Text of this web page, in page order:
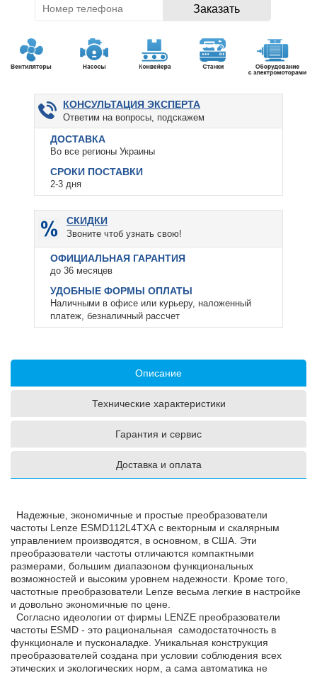
КОНСУЛЬТАЦИЯ ЭКСПЕРТА
Ответим на вопросы, подскажем
ДОСТАВКА
Во все регионы Украины
СРОКИ ПОСТАВКИ
2-3 дня
СКИДКИ
Звоните чтоб узнать свою!
ОФИЦИАЛЬНАЯ ГАРАНТИЯ
до 36 месяцев
УДОБНЫЕ ФОРМЫ ОПЛАТЫ
Наличными в офисе или курьеру, наложенный
платеж, безналичный рассчет
Описание
Технические характеристики
Гарантия и сервис
Доставка и оплата
Надежные, экономичные и простые преобразователи
частоты Lenze ESMD112L4TXA с векторным и скалярным
управлением производятся, в основном, в США. Эти
преобразователи частоты отличаются компактными
размерами, большим диапазоном функциональных
возможностей и высоким уровнем надежности. Кроме того,
частотные преобразователи Lenze весьма легкие в настройке
и довольно экономичные по цене.
Согласно идеологии от фирмы LENZE преобразователи
частоты ESMD - это рациональная самодостаточность в
функционале и пусконаладке. Уникальная конструкция
преобразователей создана при условии соблюдения всех
этических и экологических норм, а сама автоматика не